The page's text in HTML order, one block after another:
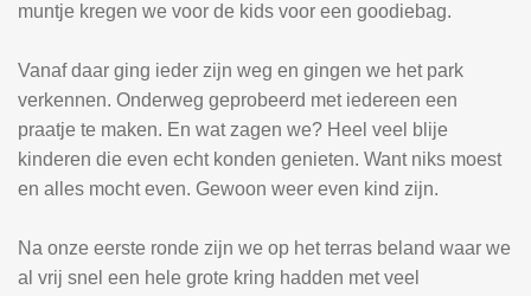
muntje kregen we voor de kids voor een goodiebag.
Vanaf daar ging ieder zijn weg en gingen we het park
verkennen. Onderweg geprobeerd met iedereen een
praatje te maken. En wat zagen we? Heel veel blije
kinderen die even echt konden genieten. Want niks moest
en alles mocht even. Gewoon weer even kind zijn.
Na onze eerste ronde zijn we op het terras beland waar we
al vrij snel een hele grote kring hadden met veel